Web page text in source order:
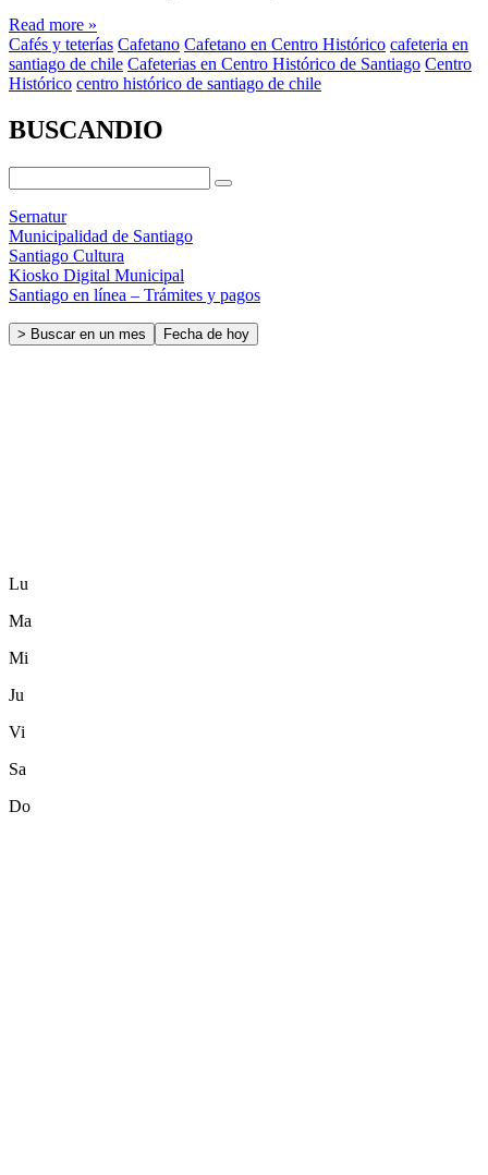
Read more »
Cafés y teterías Cafetano Cafetano en Centro Histórico cafeteria en
santiago de chile Cafeterias en Centro Histórico de Santiago Centro
Histórico centro histórico de santiago de chile
BUSCANDIO
Sernatur
Municipalidad de Santiago
Santiago Cultura
Kiosko Digital Municipal
Santiago en línea – Trámites y pagos
> Buscar en un mes Fecha de hoy
Lu
Ma
Mi
Ju
Vi
Sa
Do